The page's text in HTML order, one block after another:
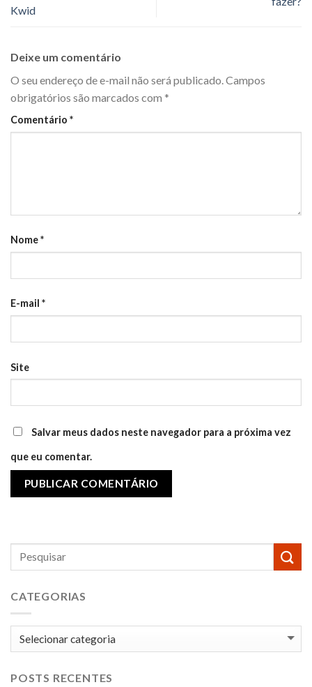
CATEGORIAS
Categorias
POSTS RECENTES
Kwid
Deixe um comentário
O seu endereço de e-mail não será publicado.Campos
obrigatórios são marcados com *
Comentário *
Nome*
E-mail *
Site
Salvar meus dados neste navegador para a próxima vez
que eu comentar.